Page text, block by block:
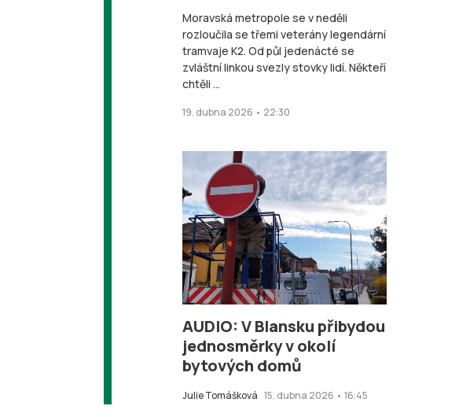
Moravská metropole se v neděli
rozloučila se třemi veterány legendární
tramvaje K2. Od půl jedenácté se
zvláštní linkou svezly stovky lidí. Někteří
chtěli ...
19. dubna 2026 • 22:30
AUDIO: V Blansku přibydou
jednosměrky v okolí
bytových domů
Julie Tomášková 15. dubna 2026 • 16:45